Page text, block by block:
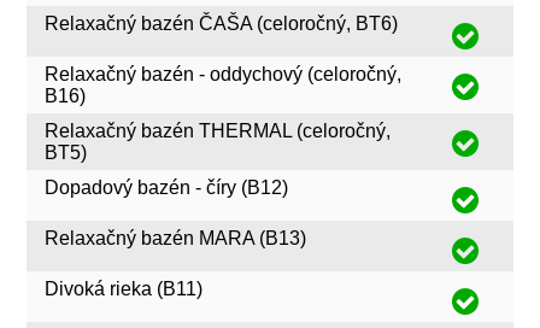
Relaxačný bazén ČAŠA (celoročný, BT6)
Relaxačný bazén - oddychový (celoročný,
B16)
Relaxačný bazén THERMAL (celoročný,
BT5)
Dopadový bazén - číry (B12)
Relaxačný bazén MARA (B13)
Divoká rieka (B11)